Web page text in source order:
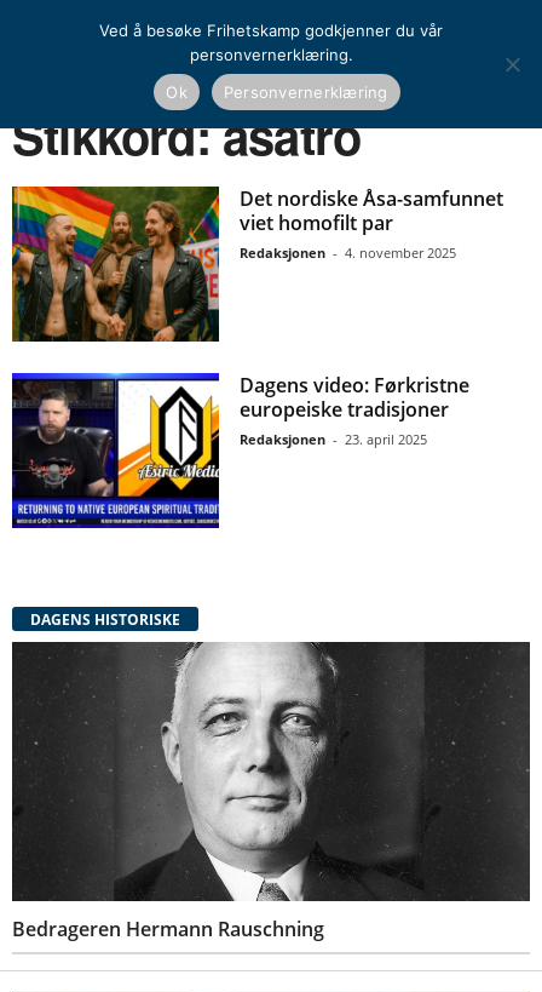
åsatro
Stikkord: åsatro
Det nordiske Åsa-samfunnet
viet homofilt par
Redaksjonen - 4. november 2025
Dagens video: Førkristne
europeiske tradisjoner
Redaksjonen - 23. april 2025
DAGENS HISTORISKE
Bedrageren Hermann Rauschning
Ved å besøke Frihetskamp godkjenner du vår
personvernerklæring.
Ok
Personvernerklæring